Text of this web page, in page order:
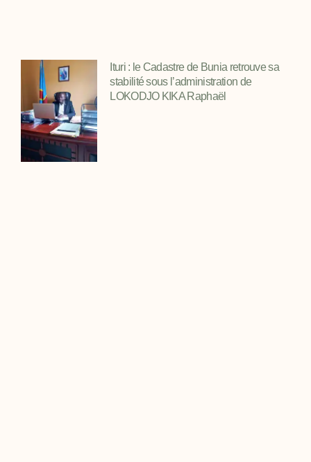
Ituri : le Cadastre de Bunia retrouve sa
stabilité sous l’administration de
LOKODJO KIKA Raphaël